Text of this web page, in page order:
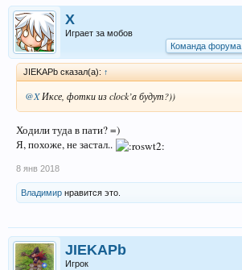
X
Играет за мобов
Команда форума
JIEKAPb сказал(а): ↑
@XИксе, фотки из clock’a будут?))
Ходили туда в пати? =)
Я, похоже, не застал..
8 янв 2018
Владимир нравится это.
JIEKAPb
Игрок